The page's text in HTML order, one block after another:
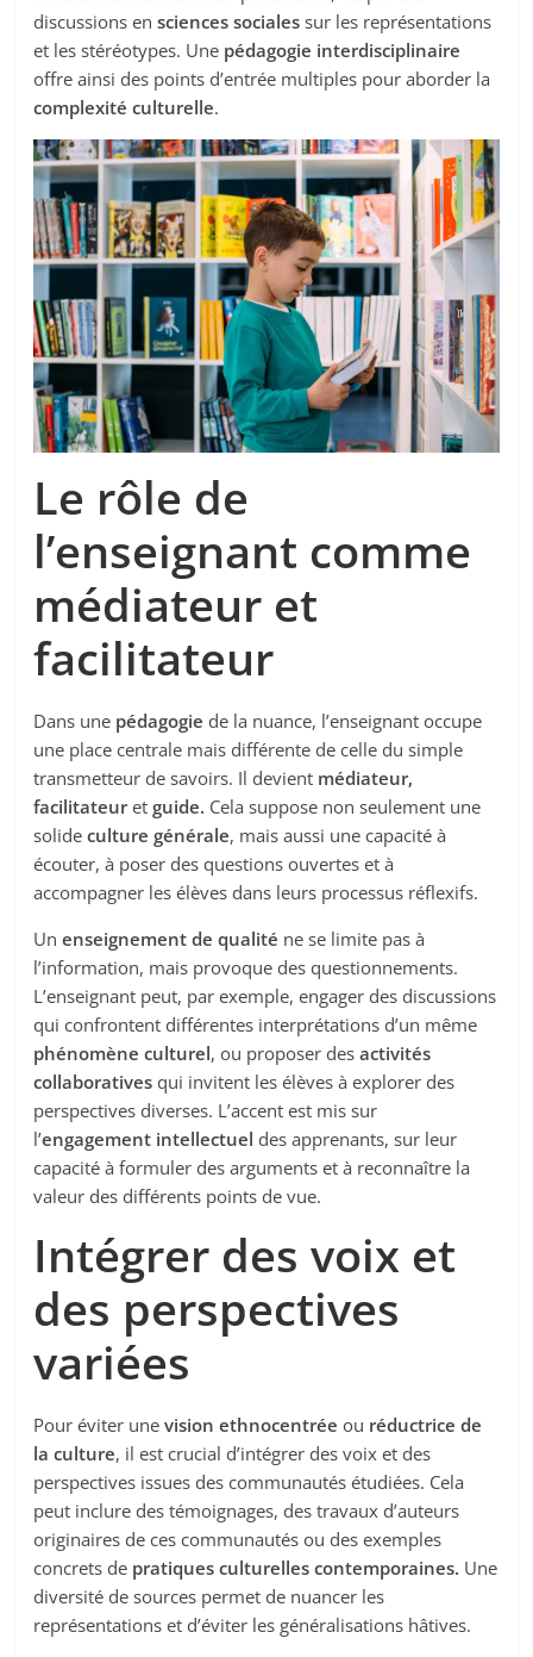
discussions ensciences sociales sur les représentations
et les stéréotypes. Une pédagogie interdisciplinaire
offre ainsi des points d’entrée multiples pour aborder la
complexité culturelle.
Le rôle de
l’enseignant comme
médiateur et
facilitateur
Dans une pédagogie de la nuance, l’enseignant occupe
une place centrale mais différente de celle du simple
transmetteur de savoirs. Il devient médiateur,
facilitateuretguide. Cela suppose non seulement une
solideculture générale, mais aussi une capacité à
écouter, à poser des questions ouvertes et à
accompagner les élèves dans leurs processus réflexifs.
Unenseignement de qualité ne se limite pas à
l’information, mais provoque des questionnements.
L’enseignant peut, par exemple, engager des discussions
qui confrontent différentes interprétations d’un même
phénomène culturel, ou proposer desactivités
collaboratives qui invitent les élèves à explorer des
perspectives diverses. L’accent est mis sur
l’engagement intellectuel des apprenants, sur leur
capacité à formuler des arguments et à reconnaître la
valeur des différents points de vue.
Intégrer des voix et
des perspectives
variées
Pour éviter unevision ethnocentrée ou réductrice de
la culture, il est crucial d’intégrer des voix et des
perspectives issues des communautés étudiées. Cela
peut inclure des témoignages, des travaux d’auteurs
originaires de ces communautés ou des exemples
concrets de pratiques culturelles contemporaines. Une
diversité de sources permet de nuancer les
représentations et d’éviter les généralisations hâtives.